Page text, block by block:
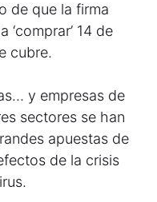
de que la firma
‘comprar’ 14 de
cubre.
y empresas de
sectores se han
apuestas de
de la crisis